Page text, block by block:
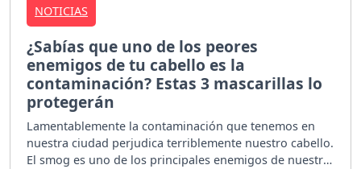
NOTICIAS
¿Sabías que uno de los peores
enemigos de tu cabello es la
contaminación? Estas 3 mascarillas lo
protegerán
Lamentablemente la contaminación que tenemos en
nuestra ciudad perjudica terriblemente nuestro cabello.
El smog es uno de los principales enemigos de nuestra